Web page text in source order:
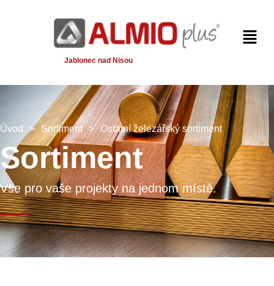
Jablonec nad Nisou
Úvod > Sortiment > Ostatní železářský sortiment
Sortiment
Vše pro vaše projekty na jednom místě.